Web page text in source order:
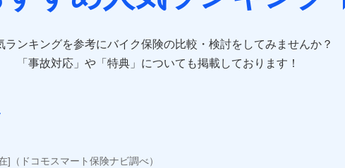
）
life.co.jp/）
）
）
ランキングを参考にバイク保険の比較・検討をしてみませんか？
「事故対応」や「特典」についても掲載しております！
（ドコモスマート保険ナビ調べ）